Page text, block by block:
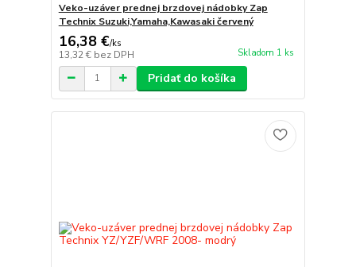
Veko-uzáver prednej brzdovej nádobky Zap
Technix Suzuki,Yamaha,Kawasaki červený
16,38 €/ks
13,32 € bez DPH Skladom 1 ks
Pridať do košíka